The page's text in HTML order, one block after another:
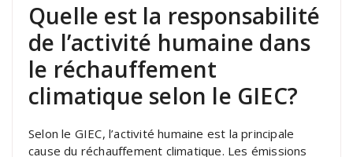
Quelle est la responsabilité
de l’activité humaine dans
le réchauffement
climatique selon le GIEC?
Selon le GIEC, l’activité humaine est la principale
cause du réchauffement climatique. Les émissions